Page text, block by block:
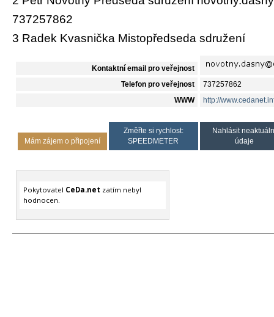
737257862
3 Radek Kvasnička Mistopředseda sdružení
Kontaktní email pro veřejnost
Telefon pro veřejnost 737257862
WWW http://
Mám zájem o připojení
Změřte si rychlost:
SPEEDMETER
Nahlásit
údaje
Pokytovatel CeDa.net zatím nebyl
hodnocen.